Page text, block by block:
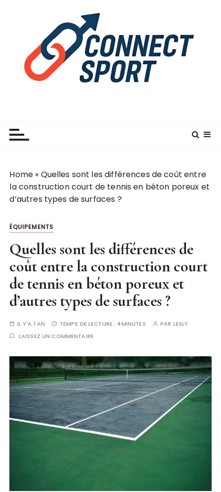
Home » Quelles sont les différences de coût entre
la construction court de tennis en béton poreux et
d’autres types de surfaces ?
ÉQUIPEMENTS
Quelles sont les différences de
coût entre la construction court
de tennis en béton poreux et
d’autres types de surfaces ?
IL Y'A 1 AN TEMPS DE LECTURE : 4MINUTES PAR LESLY
LAISSEZ UN COMMENTAIRE